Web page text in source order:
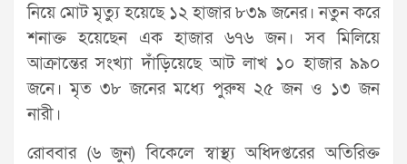
নিয়ে মোট মৃত্যু হয়েছে ১২ হাজার ৮৩৯ জনের। নতুন করে
শনাক্ত হয়েছেন এক হাজার ৬৭৬ জন। সব মিলিয়ে
আক্রান্তের সংখ্যা দাঁড়িয়েছে আট লাখ ১০ হাজার ৯৯০
জনে। মৃত ৩৮ জনের মধ্যে পুরুষ ২৫ জন ও ১৩ জন
নারী।
রোববার (৬ জুন) বিকেলে স্বাস্থ্য অধিদপ্তরের অতিরিক্ত